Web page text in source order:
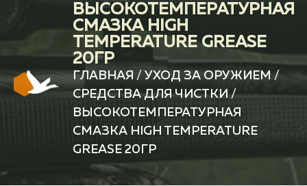
ВЫСОКОТЕМПЕРАТУРНАЯ
СМАЗКА HIGH
TEMPERATURE GREASE
20ГР
ГЛАВНАЯ / УХОД ЗА ОРУЖИЕМ /
СРЕДСТВА ДЛЯ ЧИСТКИ/
ВЫСОКОТЕМПЕРАТУРНАЯ
СМАЗКА HIGH TEMPERATURE
GREASE 20ГР